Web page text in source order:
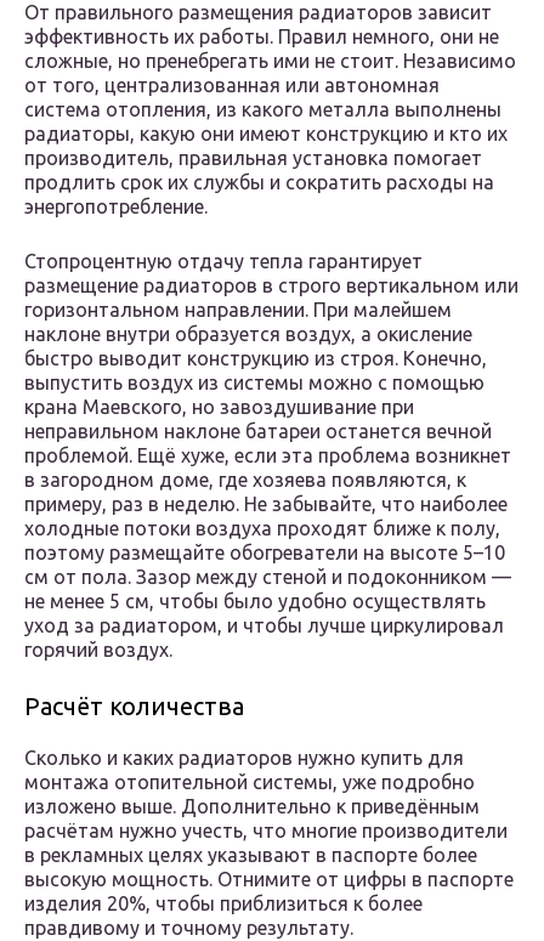
От правильного размещения радиаторов зависит
эффективность их работы. Правил немного, они не
сложные, но пренебрегать ими не стоит. Независимо
от того, централизованная или автономная
система отопления, из какого металла выполнены
радиаторы, какую они имеют конструкцию и кто их
производитель, правильная установка помогает
продлить срок их службы и сократить расходы на
энергопотребление.
Стопроцентную отдачу тепла гарантирует
размещение радиаторов в строго вертикальном или
горизонтальном направлении. При малейшем
наклоне внутри образуется воздух, а окисление
быстро выводит конструкцию из строя. Конечно,
выпустить воздух из системы можно с помощью
крана Маевского, но завоздушивание при
неправильном наклоне батареи останется вечной
проблемой. Ещё хуже, если эта проблема возникнет
в загородном доме, где хозяева появляются, к
примеру, раз в неделю. Не забывайте, что наиболее
холодные потоки воздуха проходят ближе к полу,
поэтому размещайте обогреватели на высоте 5–10
см от пола. Зазор между стеной и подоконником —
не менее 5 см, чтобы было удобно осуществлять
уход за радиатором, и чтобы лучше циркулировал
горячий воздух.
Расчёт количества
Сколько и каких радиаторов нужно купить для
монтажа отопительной системы, уже подробно
изложено выше. Дополнительно к приведённым
расчётам нужно учесть, что многие производители
в рекламных целях указывают в паспорте более
высокую мощность. Отнимите от цифры в паспорте
изделия 20%, чтобы приблизиться к более
правдивому и точному результату.